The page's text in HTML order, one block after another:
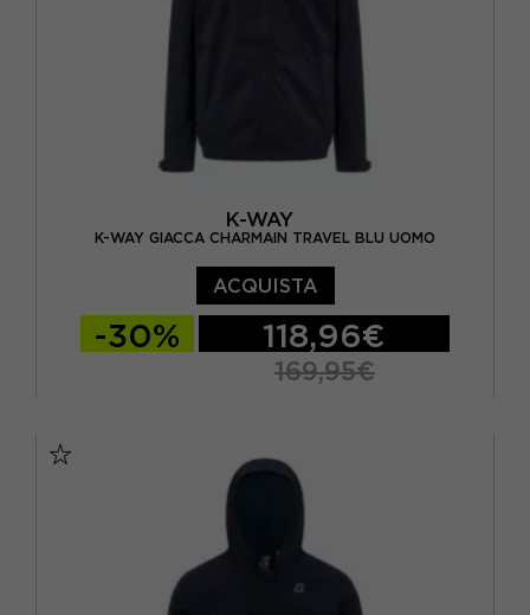
K-WAY
K-WAY GIACCA CHARMAIN TRAVEL BLU UOMO
ACQUISTA
-30% 118,96€
169,95€